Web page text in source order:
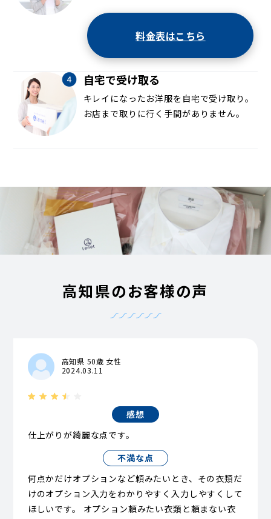
料金表はこちら
自宅で受け取る
キレイになったお洋服を自宅で受け取り。
お店まで取りに行く手間がありません。
高知県のお客様の声
高知県 50歳 女性
2024.03.11
感想
仕上がりが綺麗な点です。
不満な点
何点かだけオプションなど頼みたいとき、その衣類だ
けのオプション入力をわかりやすく入力しやすくして
ほしいです。 オプション頼みたい衣類と頼まない衣